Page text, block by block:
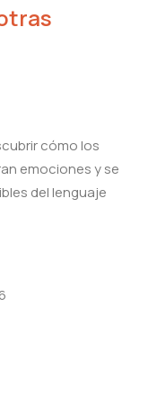
cómo los
emociones y se
del lenguaje